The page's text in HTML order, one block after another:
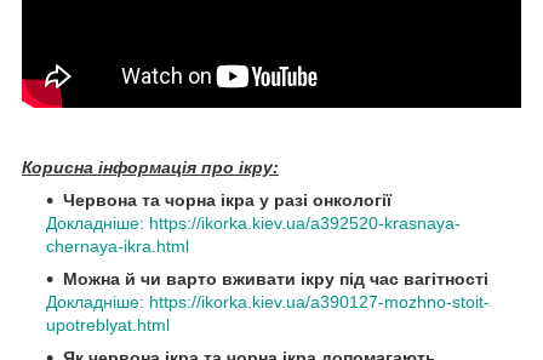
Корисна інформація про ікру:
Червона та чорна ікра у разі онкології
Докладніше: https://ikorka.kiev.ua/a392520-krasnaya-
chernaya-ikra.html
Можна й чи варто вживати ікру під час вагітності
Докладніше: https://ikorka.kiev.ua/a390127-mozhno-stoit-
upotreblyat.html